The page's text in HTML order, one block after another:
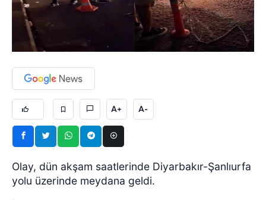
A+ A-
Olay, dün akşam saatlerinde Diyarbakır-Şanlıurfa
yolu üzerinde meydana geldi.